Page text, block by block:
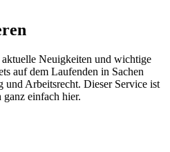
Neuigkeiten und wichtige
auf dem Laufenden in Sachen
und Arbeitsrecht. Dieser Service ist
ganz einfach hier.